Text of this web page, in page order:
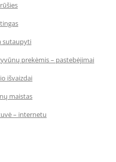
sutaupyti
prekėmis – pastebėjimai
išvaizdai
maistas
– internetu